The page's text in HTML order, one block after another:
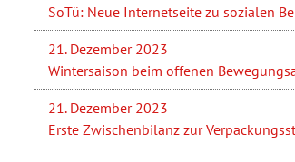
SoTü: Neue Internetseite zu sozialen
21. Dezember 2023
Wintersaison beim offenen
21. Dezember 2023
Erste Zwischenbilanz zur